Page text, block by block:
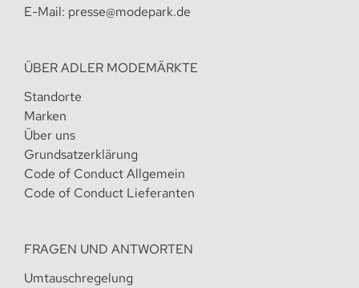
E-Mail: presse@modepark.de
ÜBER ADLER MODEMÄRKTE
Standorte
Marken
Über uns
Grundsatzerklärung
Code of Conduct Allgemein
Code of Conduct Lieferanten
FRAGEN UND ANTWORTEN
Umtauschregelung